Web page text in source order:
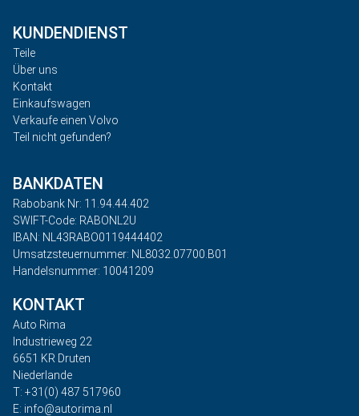
KUNDENDIENST
Teile
Über uns
Kontakt
Einkaufswagen
Verkaufe einen Volvo
Teil nicht gefunden?
BANKDATEN
Rabobank Nr: 11.94.44.402
SWIFT-Code: RABONL2U
IBAN: NL43RABO0119444402
Umsatzsteuernummer: NL8032.07700.B01
Handelsnummer: 10041209
KONTAKT
Auto Rima
Industrieweg 22
6651 KR Druten
Niederlande
T: +31(0) 487 517960
E: info@autorima.nl